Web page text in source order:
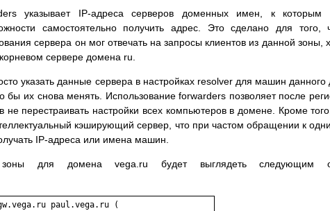
указывает IP-адреса серверов доменных имен, к которым
самостоятельно получить адрес. Это сделано для того,
сервера он мог отвечать на запросы клиентов из данной зоны,
сервере домена ru.
указать данные сервера в настройках resolver для машин данного
бы их снова менять. Использование forwarders позволяет после
перестраивать настройки всех компьютеров в домене. Кроме
кэширующий сервер, что при частом обращении к
IP-адреса или имена машин.
для домена vega.ru будет выглядеть следующим
paul.vega.ru (